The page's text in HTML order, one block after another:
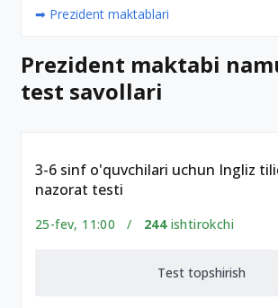
➡ Prezident maktablari
Prezident maktabi
test savollari
3-6 sinf o'quvchilari uchun Ingliz
nazorat testi
25-fev, 11:00 / 244ishtirokchi
Test topshirish